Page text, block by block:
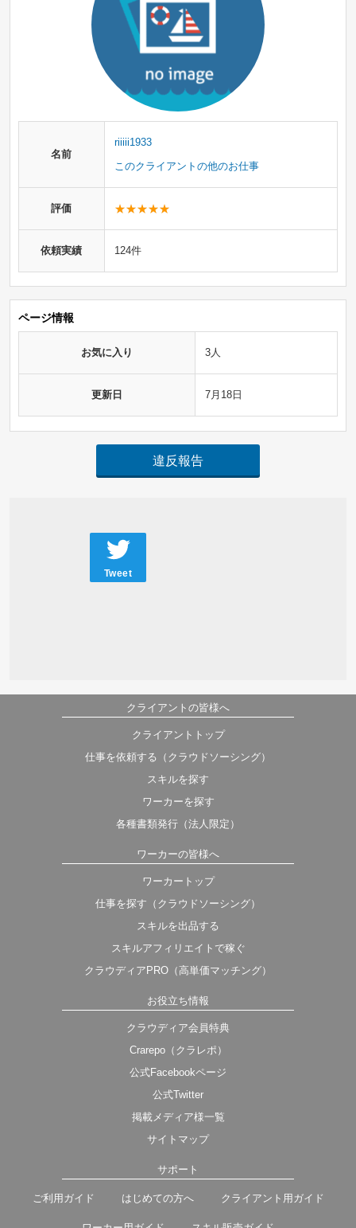
名前
riiiii1933
このクライアントの他のお仕事
評価
依頼実績 124件
ページ情報
お気に入り 3人
更新日 7月18日
違反報告
Tweet
クライアントの皆様へ
クライアントトップ
仕事を依頼する（クラウドソーシング）
スキルを探す
ワーカーを探す
各種書類発行（法人限定）
ワーカーの皆様へ
ワーカートップ
仕事を探す（クラウドソーシング）
スキルを出品する
スキルアフィリエイトで稼ぐ
クラウディアPRO（高単価マッチング）
お役立ち情報
クラウディア会員特典
Crarepo（クラレポ）
公式Facebookページ
公式Twitter
掲載メディア様一覧
サイトマップ
サポート
ご利用ガイド はじめての方へ クライアント用ガイド